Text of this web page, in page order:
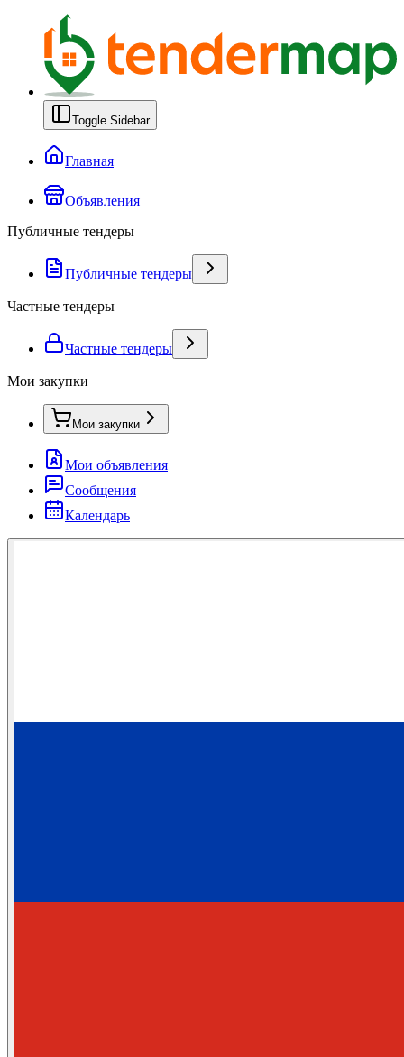
Toggle Sidebar
Главная
Объявления
Публичные тендеры
Публичные тендеры
Частные тендеры
Частные тендеры
Мои закупки
Мои закупки
Мои объявления
Сообщения
Календарь